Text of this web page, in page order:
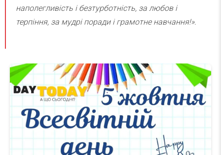
наполегливість і безтурботність, за любов і
терпіння, за мудрі поради і грамотне навчання!».